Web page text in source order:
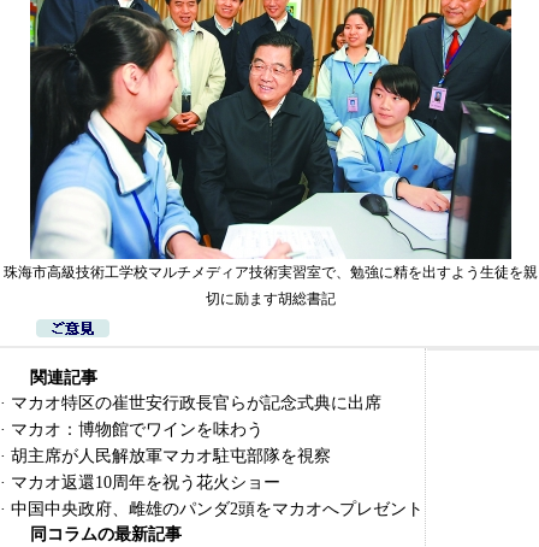
珠海市高級技術工学校マルチメディア技術実習室で、勉強に精を出すよう生徒を親
切に励ます胡総書記
関連記事
· マカオ特区の崔世安行政長官らが記念式典に出席
· マカオ：博物館でワインを味わう
· 胡主席が人民解放軍マカオ駐屯部隊を視察
· マカオ返還10周年を祝う花火ショー
· 中国中央政府、雌雄のパンダ2頭をマカオへプレゼント
同コラムの最新記事